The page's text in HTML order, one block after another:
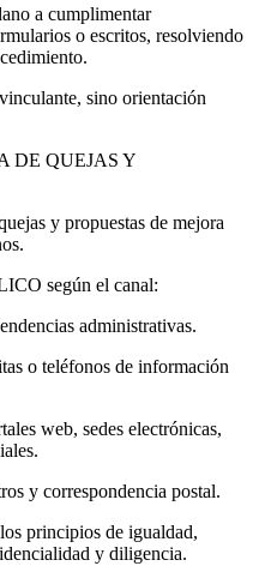
a cumplimentar
o escritos, resolviendo
sino orientación
DE QUEJAS Y
y propuestas de mejora
según el canal:
administrativas.
o teléfonos de información
web, sedes electrónicas,
y correspondencia postal.
principios de igualdad,
y diligencia.